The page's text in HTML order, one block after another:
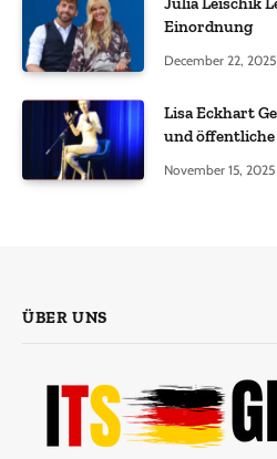
Einordnung
December 22, 2025
Lisa Eckhart
und
November 15, 2025
ÜBER UNS